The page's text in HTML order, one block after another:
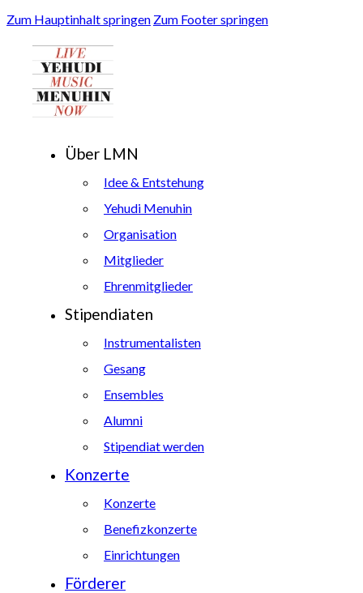
Zum Hauptinhalt springen Zum Footer springen
Über LMN
Idee & Entstehung
Yehudi Menuhin
Organisation
Mitglieder
Ehrenmitglieder
Stipendiaten
Instrumentalisten
Gesang
Ensembles
Alumni
Stipendiat werden
Konzerte
Konzerte
Benefizkonzerte
Einrichtungen
Förderer